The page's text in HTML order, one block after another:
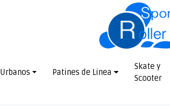
Urbanos Patines de Linea
Skate y
Scooter